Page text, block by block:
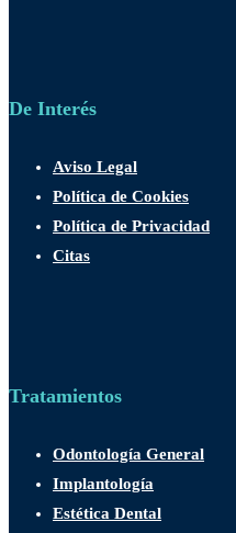
De Interés
Aviso Legal
Política de Cookies
Política de Privacidad
Citas
Tratamientos
Odontología General
Implantología
Estética Dental